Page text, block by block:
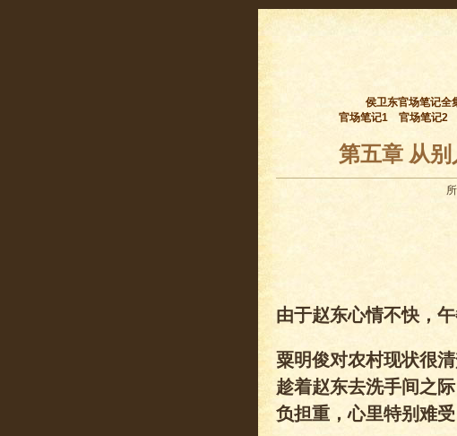
侯卫东官场笔记全
官场笔记1
官场笔记2
第五章 从
由于赵东心情不快，
粟明俊对农村现状很
趁着赵东去洗手间之
负担重，心里特别难